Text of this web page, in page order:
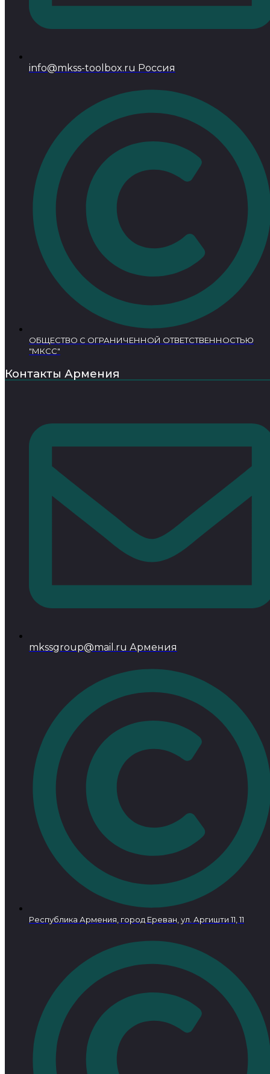
info@mkss-toolbox.ru Россия
ОБЩЕСТВО С ОГРАНИЧЕННОЙ ОТВЕТСТВЕННОСТЬЮ
"МКСС"
Контакты Армения
mkssgroup@mail.ru Армения
Республика Армения, город Ереван, ул. Аргишти 11, 11